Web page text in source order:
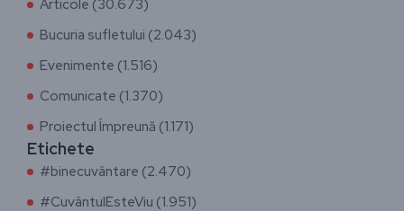
Articole (30.673)
Bucuria sufletului (2.043)
Evenimente (1.516)
Comunicate (1.370)
Proiectul Împreună (1.171)
Etichete
#binecuvântare (2.470)
#CuvântulEsteViu (1.951)